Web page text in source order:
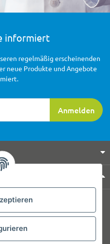
informiert
Anmelden
regelmäßig erscheinenden
neue Produkte und Angebote